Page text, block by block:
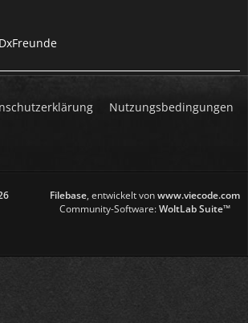
Nutzungsbedingungen
Filebase, entwickelt vonwww.viecode.com
Community-Software:WoltLab Suite™